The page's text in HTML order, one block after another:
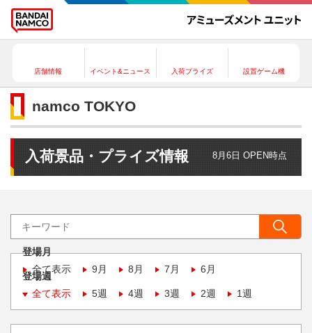
店舗情報 イベント&ニュース 入荷プライズ 設置ゲーム機
namco TOKYO
入荷景品・プライズ情報 8月6日 OPEN時点
登場月
全て表示
9月 8月 7月 6月
登場週
全て表示
5週 4週 3週 2週 1週